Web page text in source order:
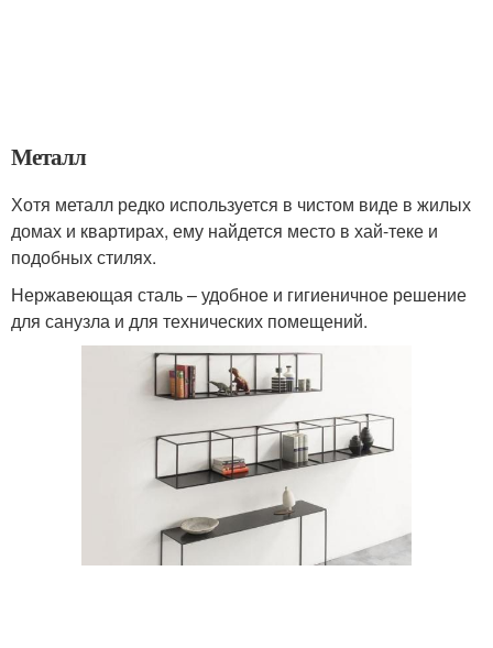
Металл
Хотя металл редко используется в чистом виде в жилых
домах и квартирах, ему найдется место в хай-теке и
подобных стилях.
Нержавеющая сталь – удобное и гигиеничное решение
для санузла и для технических помещений.